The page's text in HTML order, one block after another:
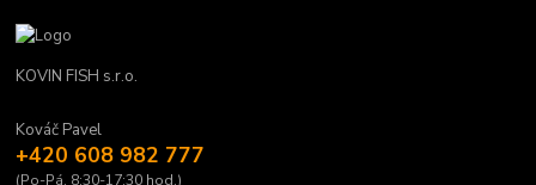
KOVIN FISH s.r.o.
Kováč Pavel
+420 608 982 777
(Po-Pá, 8:30-17:30 hod.)